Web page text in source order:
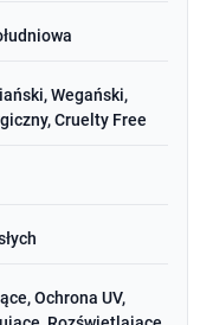
Wegański,
Cruelty Free
Ochrona UV,